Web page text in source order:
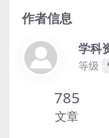
作者信息
学科
等级
785
文章